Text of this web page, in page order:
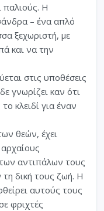
παλιούς. Η
– ένα απλό
ξεχωριστή, με
και να την
στις υποθέσεις
γνωρίζει καν ότι
κλειδί για έναν
θεών, έχει
αντιπάλων τους
δική τους ζωή. Η
αυτούς τους
φριχτές